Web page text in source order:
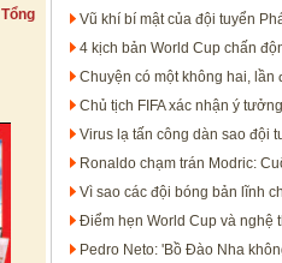
Vũ khí bí mật của đội tuyển
4 kịch bản World Cup chấn
Chuyện có một không hai, lần
Chủ tịch FIFA xác nhận ý
Virus lạ tấn công dàn sao đội
Ronaldo chạm trán Modric:
Vì sao các đội bóng bản lĩnh
Điểm hẹn World Cup và nghệ
Pedro Neto: 'Bồ Đào Nha